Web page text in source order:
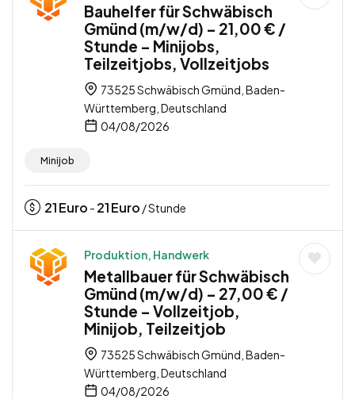
Bauhelfer für Schwäbisch
Gmünd (m/w/d) – 21,00 € /
Stunde – Minijobs,
Teilzeitjobs, Vollzeitjobs
73525 Schwäbisch Gmünd, Baden-
Württemberg, Deutschland
04/08/2026
Minijob
21Euro - 21Euro / Stunde
Produktion, Handwerk
Metallbauer für Schwäbisch
Gmünd (m/w/d) – 27,00 € /
Stunde – Vollzeitjob,
Minijob, Teilzeitjob
73525 Schwäbisch Gmünd, Baden-
Württemberg, Deutschland
04/08/2026